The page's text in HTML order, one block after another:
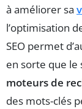
à améliorer sa
l’optimisation
SEO permet
en sorte que le
moteurs de
des mots-clés